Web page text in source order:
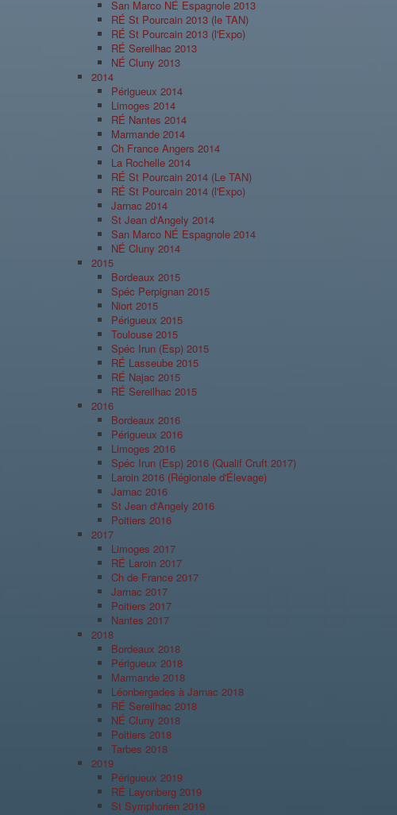
San Marco NÉ Espagnole 2013
RÉ St Pourcain 2013 (le TAN)
RÉ St Pourcain 2013 (l'Expo)
RÉ Sereilhac 2013
NÉ Cluny 2013
2014
Périgueux 2014
Limoges 2014
RÉ Nantes 2014
Marmande 2014
Ch France Angers 2014
La Rochelle 2014
RÉ St Pourcain 2014 (Le TAN)
RÉ St Pourcain 2014 (l'Expo)
Jarnac 2014
St Jean d'Angely 2014
San Marco NÉ Espagnole 2014
NÉ Cluny 2014
2015
Bordeaux 2015
Spéc Perpignan 2015
Niort 2015
Périgueux 2015
Toulouse 2015
Spéc Irun (Esp) 2015
RÉ Lasseube 2015
RÉ Najac 2015
RÉ Sereilhac 2015
2016
Bordeaux 2016
Périgueux 2016
Limoges 2016
Spéc Irun (Esp) 2016 (Qualif Cruft 2017)
Laroin 2016 (Régionale d'Élevage)
Jarnac 2016
St Jean d'Angely 2016
Poitiers 2016
2017
Limoges 2017
RÉ Laroin 2017
Ch de France 2017
Jarnac 2017
Poitiers 2017
Nantes 2017
2018
Bordeaux 2018
Périgueux 2018
Marmande 2018
Léonbergades à Jarnac 2018
RÉ Sereilhac 2018
NÉ Cluny 2018
Poitiers 2018
Tarbes 2018
2019
Périgueux 2019
RÉ Layonberg 2019
St Symphorien 2019